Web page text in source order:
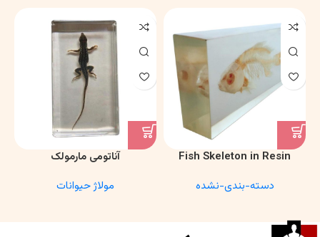
Fish Skeleton in Resin
Anatomy Specimen
دسته-بندی-نشده
آناتومی مارمولک
مولاژ حیوانات